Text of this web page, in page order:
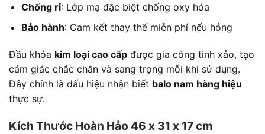
Chống rỉ: Lớp mạ đặc biệt chống oxy hóa
Bảo hành: Cam kết thay thế miễn phí nếu hỏng
Đầu khóa kim loại cao cấp được gia công tinh xảo, tạo
cảm giác chắc chắn và sang trọng mỗi khi sử dụng.
Đây chính là dấu hiệu nhận biết balo nam hàng hiệu
thực sự.
Kích Thước Hoàn Hảo 46 x 31 x 17 cm